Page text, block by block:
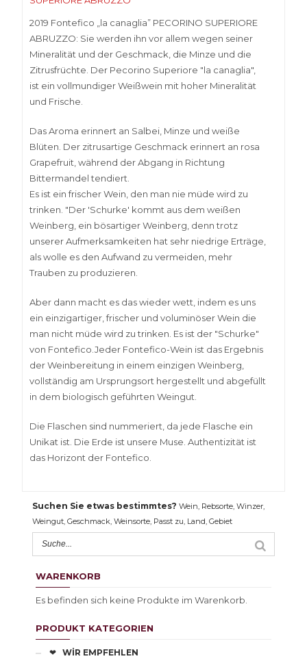
2019 Fontefico „la canaglia” PECORINO SUPERIORE
ABRUZZO: Sie werden ihn vor allem wegen seiner
Mineralität und der Geschmack, die Minze und die
Zitrusfrüchte. Der Pecorino Superiore "la canaglia",
ist ein vollmundiger Weißwein mit hoher Mineralität
und Frische.
Das Aroma erinnert an Salbei, Minze und weiße
Blüten. Der zitrusartige Geschmack erinnert an rosa
Grapefruit, während der Abgang in Richtung
Bittermandel tendiert.
Es ist ein frischer Wein, den man nie müde wird zu
trinken. "Der 'Schurke' kommt aus dem weißen
Weinberg, ein bösartiger Weinberg, denn trotz
unserer Aufmerksamkeiten hat sehr niedrige Erträge,
als wolle es den Aufwand zu vermeiden, mehr
Trauben zu produzieren.
Aber dann macht es das wieder wett, indem es uns
ein einzigartiger, frischer und voluminöser Wein die
man nicht müde wird zu trinken. Es ist der "Schurke"
von Fontefico.Jeder Fontefico-Wein ist das Ergebnis
der Weinbereitung in einem einzigen Weinberg,
vollständig am Ursprungsort hergestellt und abgefüllt
in dem biologisch geführten Weingut.
Die Flaschen sind nummeriert, da jede Flasche ein
Unikat ist. Die Erde ist unsere Muse. Authentizität ist
das Horizont der Fontefico.
Suchen Sie etwas bestimmtes?Wein, Rebsorte, Winzer,
Weingut, Geschmack, Weinsorte, Passt zu, Land, Gebiet
WARENKORB
Es befinden sich keine Produkte im Warenkorb.
PRODUKT KATEGORIEN
❤WİR EMPFEHLEN